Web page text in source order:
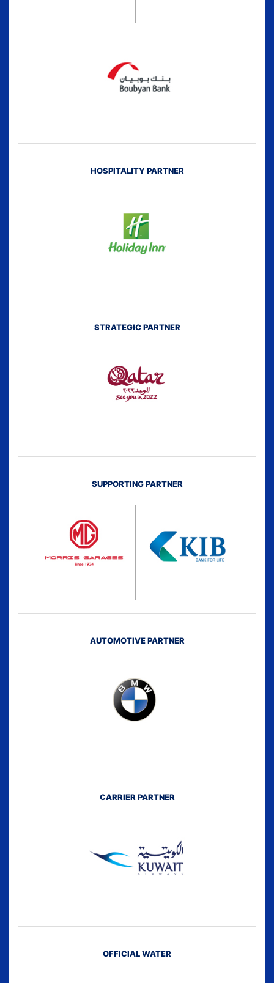
HOSPITALITY PARTNER
STRATEGIC PARTNER
SUPPORTING PARTNER
AUTOMOTIVE PARTNER
CARRIER PARTNER
OFFICIAL WATER